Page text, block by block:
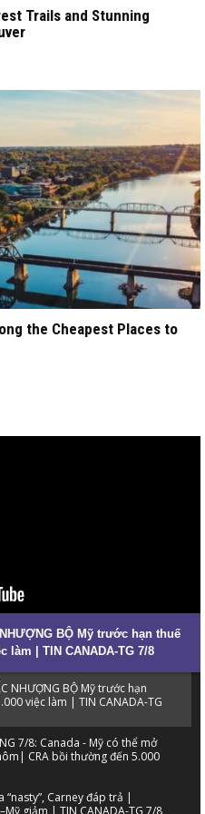
Trails and Stunning
the Cheapest Places to
BỘ Mỹ trước hạn thuế
làm | TIN CANADA-TG 7/8
NHƯỢNG BỘ Mỹ trước hạn
việc làm | TIN CANADA-TG
7/8: Canada - Mỹ có thể mở
CRA bồi thường đến 5.000
“nasty”, Carney đáp trả |
giảm | TIN CANADA-TG 7/8